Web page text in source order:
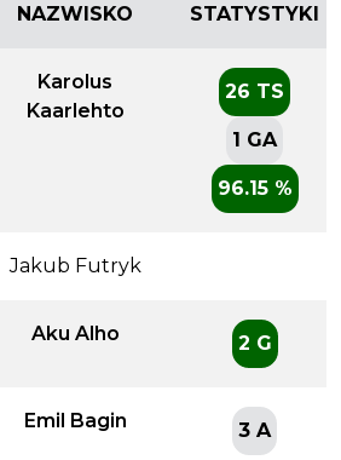
NAZWISKO
STATYSTYKI
Karolus
Kaarlehto
26 TS
1 GA
96.15 %
Jakub Futryk
Aku Alho 2 G
Emil Bagin 3 A